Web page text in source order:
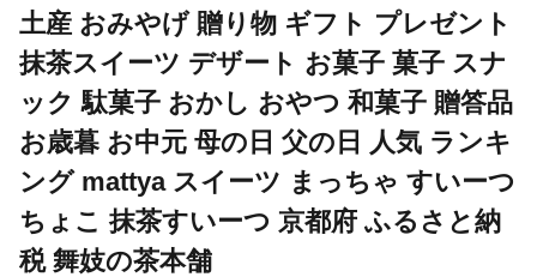
土産 おみやげ 贈り物 ギフト プレゼント
抹茶スイーツ デザート お菓子 菓子 スナ
ック 駄菓子 おかし おやつ 和菓子 贈答品
お歳暮 お中元 母の日 父の日 人気 ランキ
ング mattya スイーツ まっちゃ すいーつ
ちょこ 抹茶すいーつ 京都府 ふるさと納
税 舞妓の茶本舗